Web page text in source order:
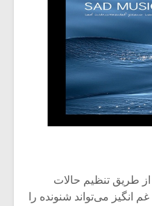
طریق تنظیم حالات
انگیز می‌تواند شنونده را